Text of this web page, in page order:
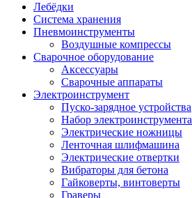
Лебёдки
Система хранения
Пневмоинструменты
Воздушные компрессы
Сварочное оборудование
Аксессуары
Сварочные аппараты
Электроинструмент
Пуско-зарядное устройства
Набор электроинструмента
Электрические ножницы
Ленточная шлифмашина
Электрические отвертки
Вибраторы для бетона
Гайковерты, винтоверты
Граверы